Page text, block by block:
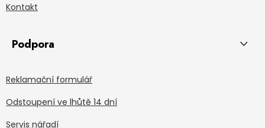
Kontakt
Podpora
Reklamační formulář
Odstoupení ve lhůtě 14 dní
Servis nářadí